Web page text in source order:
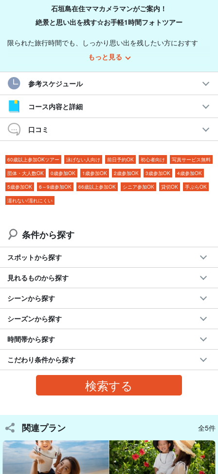
石垣島在住ママカメラマンがご案内！
絶景と思い出を残す☆お手軽1時間フォトツアー
限られた旅行時間でも、しっかり思い出を残したい方におすす
石垣島の絶景スポットを観光しながら、家族全員が写った素敵な
写真をしっかり残せます♪
一組貸切なので、お子様のペースに合わせて撮影可能です。
おすすめポイント
◆家族全員が映る写真をプロが撮影
◆忙しい旅程にピッタリ！1スポット撮影
◆ママカメラマンだからこその安心サポート
◆レタッチ済みのデータお渡し(20カット保証)
大自然×観光×撮影の贅沢体験！
地元ガイドが絶景スポットへご案内
移動中も地元ならではの話を聞きながら、楽しく観光できます。
撮影だけでなく、石垣島の魅力をたっぷり満喫できるツアーで
す！
もっと見る
参考スケジュール
コース内容と詳細
口コミ
60歳以上参加OKツアー 泳げない人向け 前日予約OK 初心者向け
写真サービス無料
団体・大人数OK
0歳参加OK 1歳参加OK 2歳参加OK 3歳参加OK
4歳参加OK
5歳参加OK
6～9歳参加OK 66歳以上参加OK シニア参加OK 貸切OK
手ぶらOK
濡れない/濡れにくい
条件から探す
スポットから探す
見れるものから探す
シーンから探す
シーズンから探す
時間帯から探す
こだわり条件から探す
関連プラン 全5件